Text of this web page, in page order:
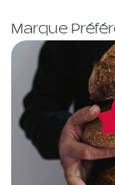
Marque